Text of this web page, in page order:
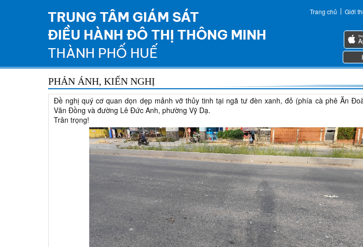
Trang chủ Giới
PHẢN ÁNH, KIẾN NGHỊ
Đề nghị quý cơ quan dọn dẹp mảnh vỡ thủy tinh tại ngã tư đèn xanh, đỏ (phía cà phê Ăn
Văn Đồng và đường Lê Đức Anh, phường Vỹ Dạ.
Trân trọng!